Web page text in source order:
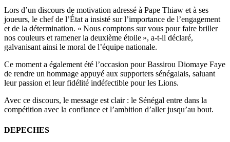
Lors d’un discours de motivation adressé à Pape Thiaw et à ses
joueurs, le chef de l’État a insisté sur l’importance de l’engagement
et de la détermination. « Nous comptons sur vous pour faire briller
nos couleurs et ramener la deuxième étoile », a-t-il déclaré,
galvanisant ainsi le moral de l’équipe nationale.
Ce moment a également été l’occasion pour Bassirou Diomaye Faye
de rendre un hommage appuyé aux supporters sénégalais, saluant
leur passion et leur fidélité indéfectible pour les Lions.
Avec ce discours, le message est clair : le Sénégal entre dans la
compétition avec la confiance et l’ambition d’aller jusqu’au bout.
DEPECHES